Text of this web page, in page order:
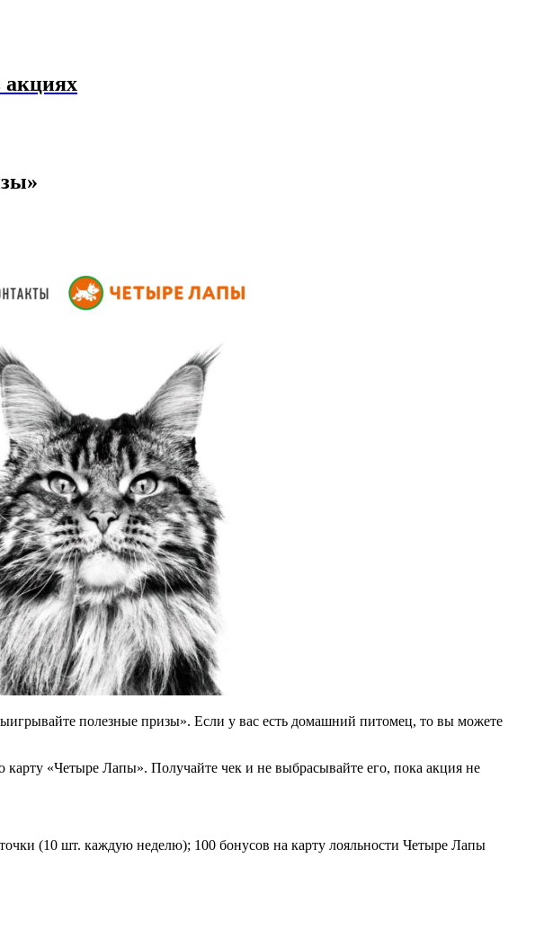
акциях
полезные призы». Если у вас есть домашний питомец, то вы можете
«Четыре Лапы». Получайте чек и не выбрасывайте его, пока акция не
(10 шт. каждую неделю); 100 бонусов на карту лояльности Четыре Лапы